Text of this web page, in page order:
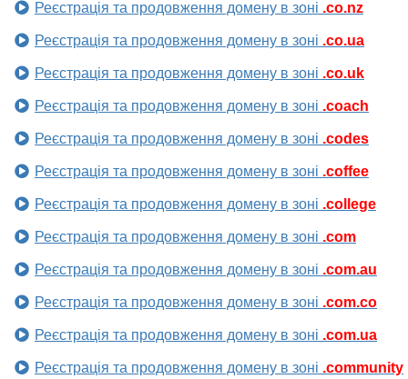
Реєстрація та продовження домену в зоні .co.nz
Реєстрація та продовження домену в зоні .co.ua
Реєстрація та продовження домену в зоні .co.uk
Реєстрація та продовження домену в зоні .coach
Реєстрація та продовження домену в зоні .codes
Реєстрація та продовження домену в зоні .coffee
Реєстрація та продовження домену в зоні .college
Реєстрація та продовження домену в зоні .com
Реєстрація та продовження домену в зоні .com.au
Реєстрація та продовження домену в зоні .com.co
Реєстрація та продовження домену в зоні .com.ua
Реєстрація та продовження домену в зоні .community